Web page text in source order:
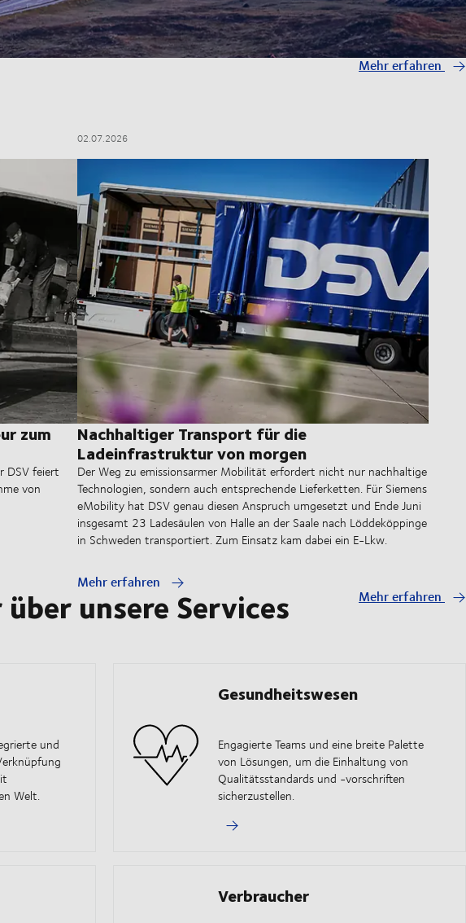
Mehr erfahren
zum
DSV feiert
von
02.07.2026
Nachhaltiger Transport für die
Ladeinfrastruktur von morgen
Der Weg zu emissionsarmer Mobilität erfordert nicht nur nachhaltige
Technologien, sondern auch entsprechende Lieferketten. Für Siemens
eMobility hat DSV genau diesen Anspruch umgesetzt und Ende Juni
insgesamt 23 Ladesäulen von Halle an der Saale nach Löddeköppinge
in Schweden transportiert. Zum Einsatz kam dabei ein E-Lkw.
Mehr erfahren
unsere Services Mehr erfahren
und
Welt.
Gesundheitswesen
Engagierte Teams und eine breite Palette
von Lösungen, um die Einhaltung von
Qualitätsstandards und -vorschriften
sicherzustellen.
Verbraucher